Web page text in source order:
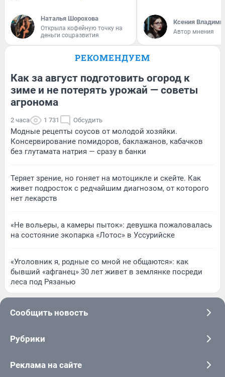
Наталья Шорохова
Открыла кофейную точку на
деньги соцразвития
Ксения
Автор мнения
РЕКОМЕНДУЕМ
Как за август подготовить огород к
зиме и не потерять урожай — советы
агронома
2 часа 1 731 Обсудить
Модные рецепты соусов от молодой хозяйки.
Консервирование помидоров, баклажанов, кабачков
без глутамата натрия — сразу в банки
Теряет зрение, но гоняет на мотоцикле и скейте. Как
живет подросток с редчайшим диагнозом, от которого
нет лекарств
«Не вольеры, а камеры пыток»: девушка пожаловалась
на состояние экопарка «Лотос» в Уссурийске
«Уголовник я, родные со мной не общаются»: как
бывший «афганец» 30 лет живет в землянке посреди
леса под Рязанью
Сообщить новость
Рубрики
Реклама на сайте